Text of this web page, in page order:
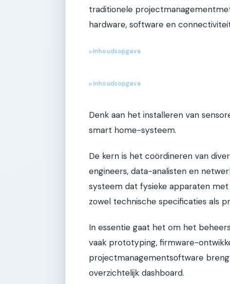
traditionele
hardware, software en
▶Inhoudsopgave
▶Inhoudsopgave
Denk aan het installeren van
smart home-systeem.
De kern is het coördineren van
engineers, data-analisten en
systeem dat fysieke apparaten
zowel technische specificaties als
In essentie gaat het om het
vaak prototyping, firmware-
projectmanagementsoftware
overzichtelijk dashboard.